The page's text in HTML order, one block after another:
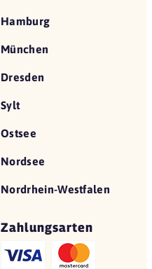
Hamburg
München
Dresden
Sylt
Ostsee
Nordsee
Nordrhein-Westfalen
Zahlungsarten